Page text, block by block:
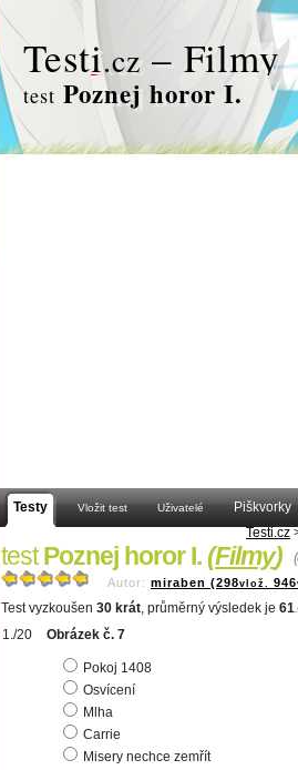
Testi.cz – Filmy
test Poznej horor I.
Testy Vložit test Uživatelé Piškvorky
Testi.cz
testPoznej horor I.(Filmy)
Autor: miraben (298vlož. 946
Test vyzkoušen 30 krát, průměrný výsledek je 61
Obrázek č. 7
Pokoj 1408
Osvícení
Mlha
Carrie
Misery nechce zemřít